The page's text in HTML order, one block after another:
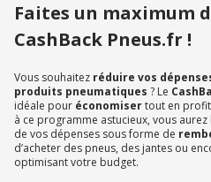
Faites un maximum
CashBack Pneus.fr !
Vous souhaitez réduire vos
produits pneumatiques ? Le
idéale pour économisertout en
à ce programme astucieux, vous
de vos dépenses sous forme de
d’acheter des pneus, des jantes ou
optimisant votre budget.